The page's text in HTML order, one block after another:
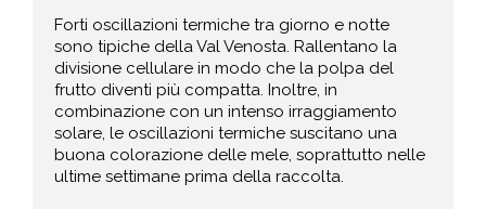
Forti oscillazioni termiche tra giorno e notte
sono tipiche della Val Venosta. Rallentano la
divisione cellulare in modo che la polpa del
frutto diventi più compatta. Inoltre, in
combinazione con un intenso irraggiamento
solare, le oscillazioni termiche suscitano una
buona colorazione delle mele, soprattutto nelle
ultime settimane prima della raccolta.